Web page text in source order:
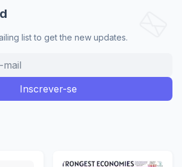
list to get the new updates.